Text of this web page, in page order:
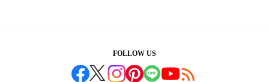
FOLLOW US